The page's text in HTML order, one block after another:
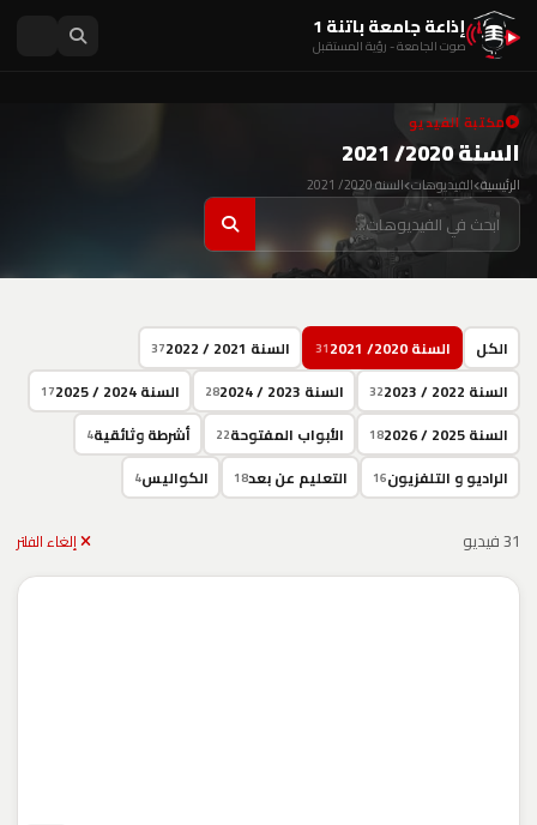
إذاعة جامعة باتنة 1
صوت الجامعة - رؤية المستقبل
مكتبة الفيديو
السنة 2020/ 2021
الرئيسية الفيديوهات السنة 2020/ 2021
الكل السنة 2020/ 2021 31 السنة 2021 / 2022 37
السنة 2022 / 2023 32 السنة 2023 / 2024 28 السنة 2024 / 2025 17
السنة 2025 / 2026 18 الأبواب المفتوحة22 أشرطة وثائقية4
الراديو و التلفزيون16 التعليم عن بعد18 الكواليس4
31 فيديو إلغاء الفلتر